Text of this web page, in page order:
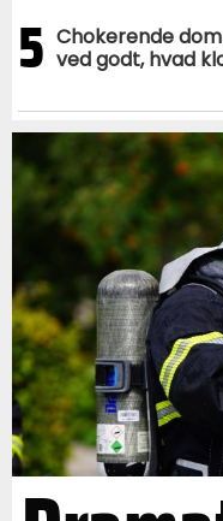
5 Chokerende
ved godt, hvad